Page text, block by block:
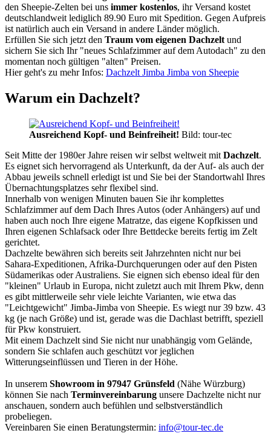
den Sheepie-Zelten bei uns immer kostenlos, ihr Versand kostet
deutschlandweit lediglich 89.90 Euro mit Spedition. Gegen Aufpreis
ist natürlich auch ein Versand in andere Länder möglich.
Erfüllen Sie sich jetzt den Traum vom eigenen Dachzelt und
sichern Sie sich Ihr "neues Schlafzimmer auf dem Autodach" zu den
momentan noch gültigen "alten" Preisen.
Hier geht's zu mehr Infos: Dachzelt Jimba Jimba von Sheepie
Warum ein Dachzelt?
Ausreichend Kopf- und Beinfreiheit! Bild: tour-tec
Seit Mitte der 1980er Jahre reisen wir selbst weltweit mit Dachzelt.
Es eignet sich hervorragend als Unterkunft, da der Auf- als auch der
Abbau jeweils schnell erledigt ist und Sie bei der Standortwahl Ihres
Übernachtungsplatzes sehr flexibel sind.
Innerhalb von wenigen Minuten bauen Sie ihr komplettes
Schlafzimmer auf dem Dach Ihres Autos (oder Anhängers) auf und
haben auch noch Ihre eigene Matratze, das eigene Kopfkissen und
Ihren eigenen Schlafsack oder Ihre Bettdecke bereits fertig im Zelt
gerichtet.
Dachzelte bewähren sich bereits seit Jahrzehnten nicht nur bei
Sahara-Expeditionen, Afrika-Durchquerungen oder auf den Pisten
Südamerikas oder Australiens. Sie eignen sich ebenso ideal für den
"kleinen" Urlaub in Europa, nicht zuletzt auch mit Ihrem Pkw, denn
es gibt mittlerweile sehr viele leichte Varianten, wie etwa das
"Leichtgewicht" Jimba-Jimba von Sheepie. Es wiegt nur 39 bzw. 43
kg (je nach Größe) und ist, gerade was die Dachlast betrifft, speziell
für Pkw konstruiert.
Mit einem Dachzelt sind Sie nicht nur unabhängig vom Gelände,
sondern Sie schlafen auch geschützt vor jeglichen
Witterungseinflüssen und Tieren in der Höhe.
In unserem Showroom in 97947 Grünsfeld (Nähe Würzburg)
können Sie nach Terminvereinbarung unsere Dachzelte nicht nur
anschauen, sondern auch befühlen und selbstverständlich
probeliegen.
Vereinbaren Sie einen Beratungstermin: info@tour-tec.de